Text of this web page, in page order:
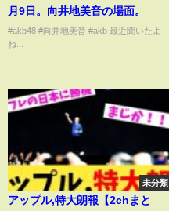
月9日。向井地美音の場面。
#akb48 #向井地美音 #akb 最近聞いたよ
ね...
未分類
アップル,特大朗報【2chまと